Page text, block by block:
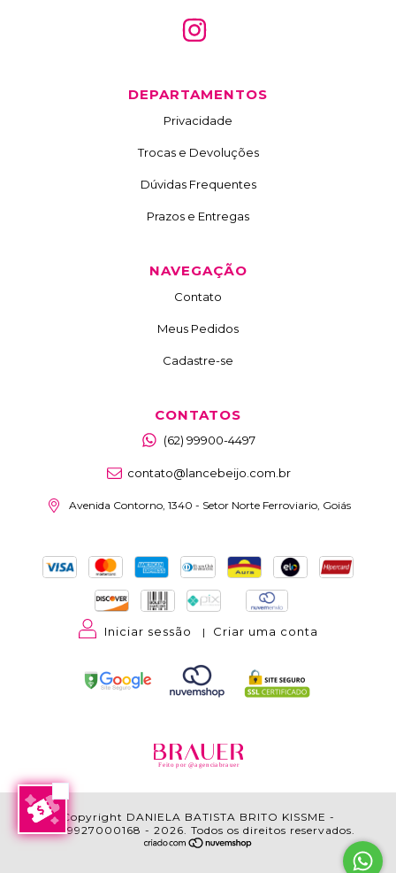
DEPARTAMENTOS
Privacidade
Trocas e Devoluções
Dúvidas Frequentes
Prazos e Entregas
NAVEGAÇÃO
Contato
Meus Pedidos
Cadastre-se
CONTATOS
(62) 99900-4497
contato@lancebeijo.com.br
Avenida Contorno, 1340 - Setor Norte Ferroviario, Goiás
Iniciar sessão | Criar uma conta
Feito por @agenciabrauer
Copyright DANIELA BATISTA BRITO KISSME -
17389927000168 - 2026. Todos os direitos reservados.